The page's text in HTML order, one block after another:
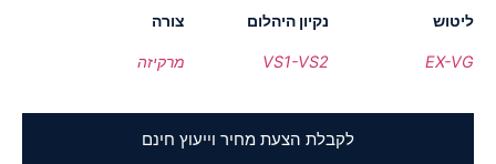
ליטוש
EX-VG
נקיון היהלום
VS1-VS2
צורה
מרקיזה
לקבלת הצעת מחיר וייעוץ חינם